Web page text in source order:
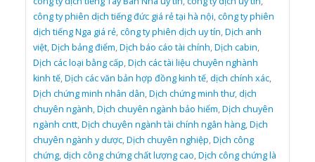
công ty phiên dịch tiếng đức giá rẻ tại hà nội,công ty phiên
dịch tiếng Nga giá rẻ,công ty phiên dịch uy tín,Dịch anh
việt,Dịch bảng điểm,Dịch báo cáo tài chính,Dịch cabin,
Dịch các loại bằng cấp,Dịch các tài liệu chuyên nghành
kinh tế,Dịch các văn bản hợp đồng kinh tế,dịch chính xác,
Dịch chứng minh nhân dân,Dịch chứng minh thư,dịch
chuyên ngành,Dịch chuyên ngành bảo hiểm,Dịch chuyên
ngành cntt,Dịch chuyên ngành tài chính ngân hàng,Dịch
chuyên ngành y dược,Dịch chuyên nghiệp,Dịch công
chứng,dịch công chứng chất lượng cao,Dịch công chứng là